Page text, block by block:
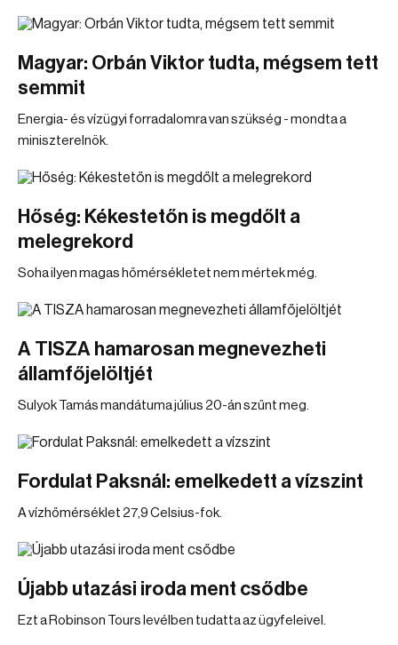
Magyar: Orbán Viktor tudta, mégsem tett
semmit
Energia- és vízügyi forradalomra van szükség - mondta a
miniszterelnök.
Hőség: Kékestetőn is megdőlt a
melegrekord
Soha ilyen magas hőmérsékletet nem mértek még.
A TISZA hamarosan megnevezheti
államfőjelöltjét
Sulyok Tamás mandátuma július 20-án szűnt meg.
Fordulat Paksnál: emelkedett a vízszint
A vízhőmérséklet 27,9 Celsius-fok.
Újabb utazási iroda ment csődbe
Ezt a Robinson Tours levélben tudatta az ügyfeleivel.